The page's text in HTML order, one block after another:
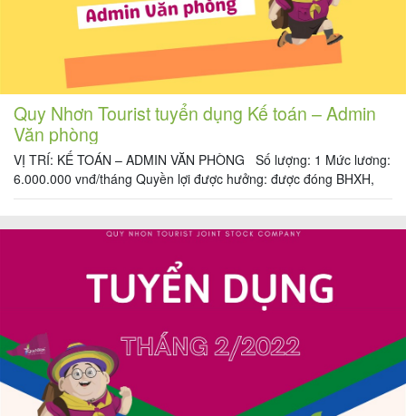
Quy Nhơn Tourist tuyển dụng Kế toán – Admin
Văn phòng
VỊ TRÍ: KẾ TOÁN – ADMIN VĂN PHÒNG Số lượng: 1 Mức lương:
6.000.000 vnđ/tháng Quyền lợi được hưởng: được đóng BHXH,
BHYT theo luật định, được thưởng lương tháng 13 và thưởng cuối
lương, theo dõi BHXH + Tổng kết hoá […]